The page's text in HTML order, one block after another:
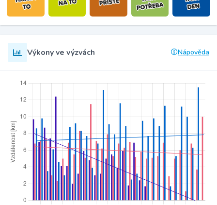
Výkony ve výzvách Nápověda